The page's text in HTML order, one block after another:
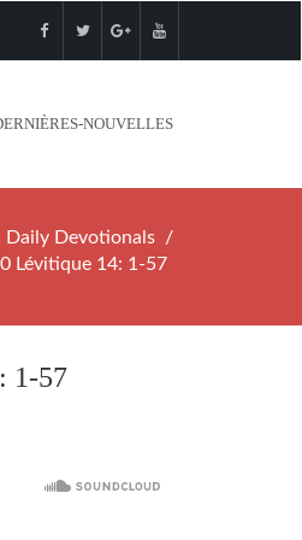
NOUVELLES
Daily Devotionals
Lévitique 14: 1-57
1-57